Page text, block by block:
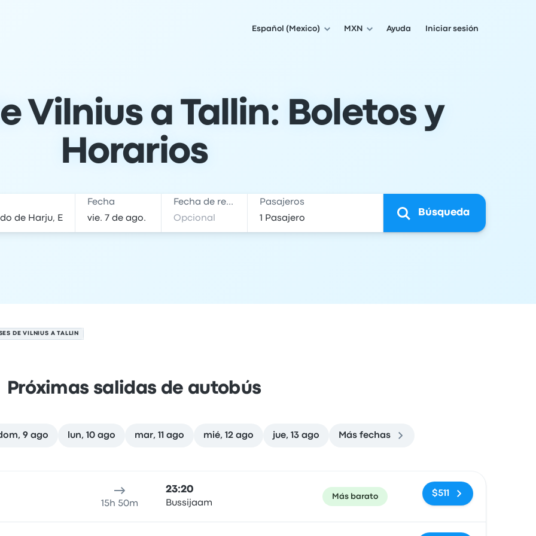
Español (Mexico) MXN Ayuda Iniciar sesión
Vilnius a Tallin: Boletos y
Horarios
Fecha Fecha de regreso Pasajeros
Búsqueda
DE VILNIUS A TALLIN
Próximas salidas de autobús
9 ago lun, 10 ago mar, 11 ago mié, 12 ago jue, 13 ago Más fechas
15h 50m
23:20
Bussijaam
Más barato $511